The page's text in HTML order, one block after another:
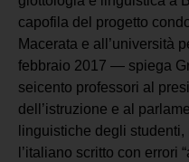
capofila del progetto
Macerata e all’università
febbraio 2017 — spiega
seicento professori al
dell’istruzione e al
linguistiche degli
l’italiano scritto con errori